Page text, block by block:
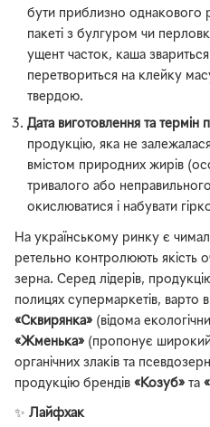
бути приблизно однакового
пакеті з булгуром чи
ущент часток, каша
перетвориться на клейку
твердою.
Дата виготовлення та термін
продукцію, яка не
вмістом природних жирів
тривалого або
окислюватися і набувати
На українському ринку є
ретельно контролюють якість
зерна. Серед лідерів,
полицях супермаркетів, варто
«Сквирянка» (відома
«Жменька» (пропонує
органічних злаків та
продукцію брендів «Козуб» та
✨ Лайфхак